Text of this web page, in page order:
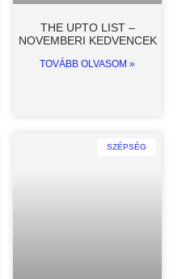
THE UPTO LIST –
NOVEMBERI KEDVENCEK
TOVÁBB OLVASOM »
SZÉPSÉG